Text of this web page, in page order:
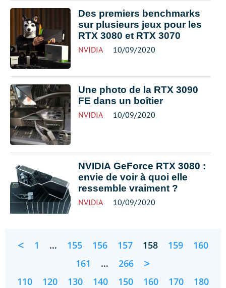
Des premiers benchmarks
sur plusieurs jeux pour les
RTX 3080 et RTX 3070
NVIDIA 10/09/2020
Une photo de la RTX 3090
FE dans un boîtier
NVIDIA 10/09/2020
NVIDIA GeForce RTX 3080 :
envie de voir à quoi elle
ressemble vraiment ?
NVIDIA 10/09/2020
< 1 … 155 156 157 158 159
160
161
… 266 >
110 120 130 140 150 160 170
180